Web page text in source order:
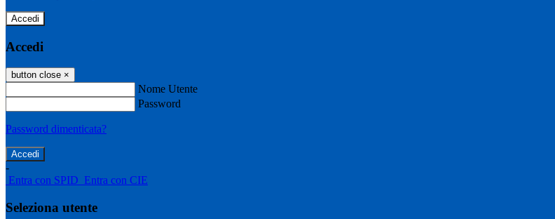
Accedi
Accedi
button close ×
Nome Utente
Password
Password dimenticata?
-
Entra con SPID Entra con CIE
Seleziona utente